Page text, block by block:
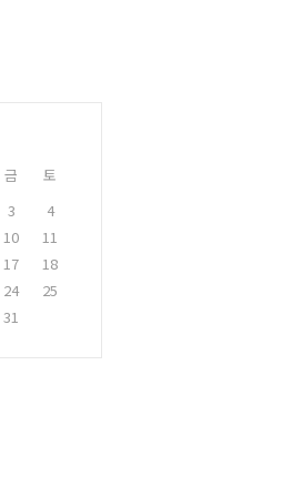
금
토
3
4
10
11
17
18
24
25
31